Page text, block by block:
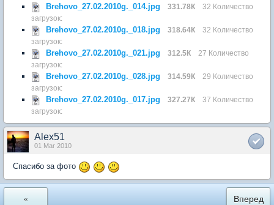
Brehovo_27.02.2010g._014.jpg 331.78К
32 Количество
загрузок:
Brehovo_27.02.2010g._018.jpg 318.64К
32 Количество
загрузок:
Brehovo_27.02.2010g._021.jpg 312.5К
27 Количество
загрузок:
Brehovo_27.02.2010g._028.jpg 314.59К
29 Количество
загрузок:
Brehovo_27.02.2010g._017.jpg 327.27К
37 Количество
загрузок:
Alex51
01 Mar 2010
Спасибо за фото
«
Вперед